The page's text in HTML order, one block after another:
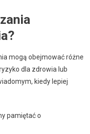
mogą obejmować różne
dla zdrowia lub
kiedy lepiej
pamiętać o